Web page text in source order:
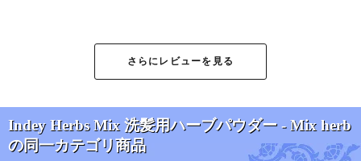
smile様
HPに掲載されていたようにドレッシングボトルに入れて
使用しています。
さらにレビューを見る
Indey Herbs Mix 洗髪用ハーブパウダー - Mix herb
の同一カテゴリ商品